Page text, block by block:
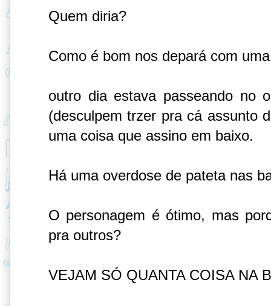
Quem diria?
Como é bom nos depará com
outro dia estava passeando no
(desculpem trzer pra cá assunto
uma coisa que assino em baixo.
Há uma overdose de pateta nas
O personagem é ótimo, mas
pra outros?
VEJAM SÓ QUANTA COISA NA